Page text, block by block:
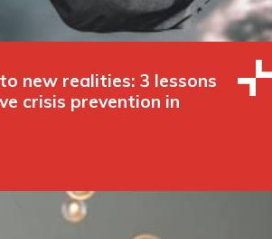
new realities: 3 lessons
crisis prevention in